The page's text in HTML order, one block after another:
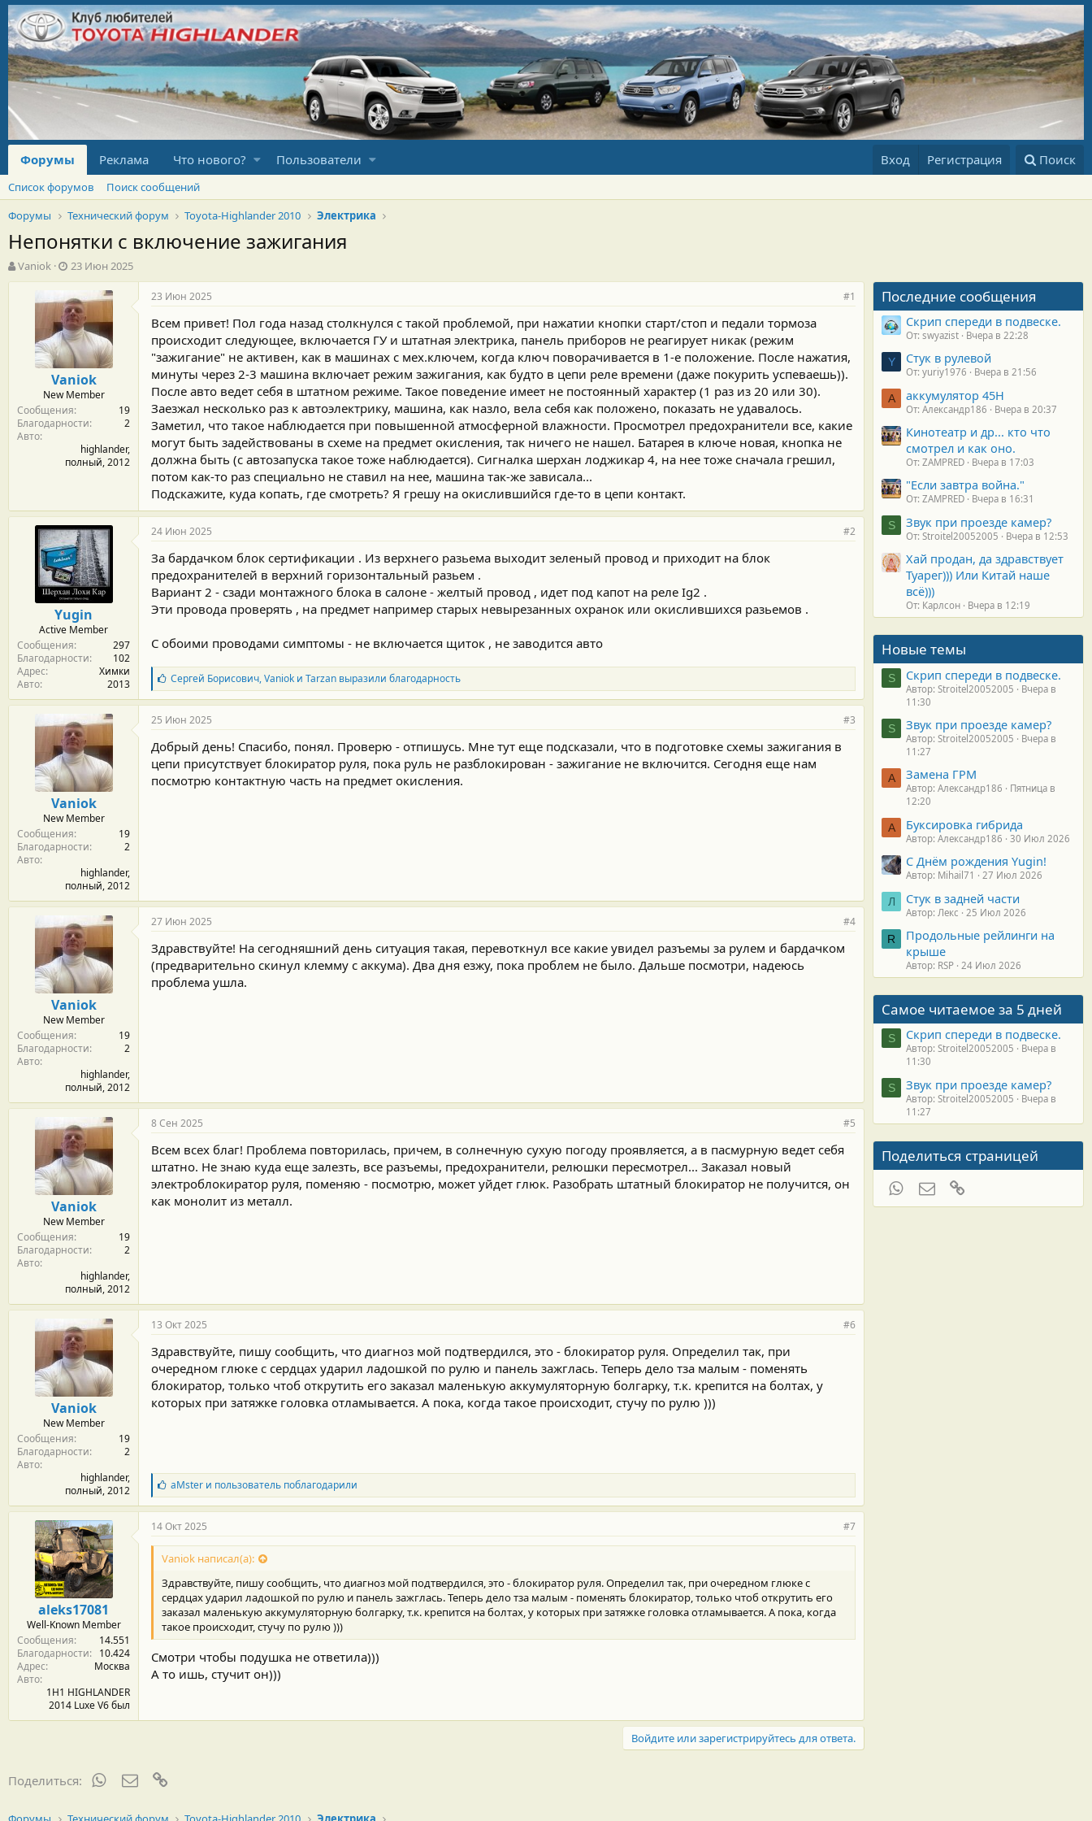
Форумы Реклама Что нового? Пользователи Вход Регистрация Поиск
Список форумов
Поиск сообщений
Форумы
Технический форум Toyota-Highlander 2010 Электрика
Непонятки с включение зажигания
А
в
Vaniok
Д
а
а
н
а
ч
а
л
а
23 Июн 2025
Vaniok
New Member
Сообщения
19
Благодарности
2
Авто
highlander,
полный, 2012
23 Июн 2025 #1
Всем привет! Пол года назад столкнулся с такой проблемой, при нажатии кнопки старт/стоп и педали тормоза
происходит следующее, включается ГУ и штатная электрика, панель приборов не реагирует никак (режим
"зажигание" не активен, как в машинах с мех.ключем, когда ключ поворачивается в 1-е положение. После нажатия,
минуты через 2-3 машина включает режим зажигания, как будто в цепи реле времени (даже покурить успеваешь)).
После авто ведет себя в штатном режиме. Такое поведение имеет не постоянный характер (1 раз из 20 или 30).
Заезжал несколько раз к автоэлектрику, машина, как назло, вела себя как положено, показать не удавалось.
Заметил, что такое наблюдается при повышенной атмосферной влажности. Просмотрел предохранители все, какие
могут быть задействованы в схеме на предмет окисления, так ничего не нашел. Батарея в ключе новая, кнопка не
должна быть (с автозапуска такое тоже наблюдается). Сигналка шерхан лоджикар 4, на нее тоже сначала грешил,
потом как-то раз специально не ставил на нее, машина так-же зависала...
Подскажите, куда копать, где смотреть? Я грешу на окислившийся где-то в цепи контакт.
Yugin
Active Member
Сообщения
297
Благодарности
102
Адрес
Химки
Авто
2013
24 Июн 2025 #2
За бардачком блок сертификации . Из верхнего разьема выходит зеленый провод и приходит на блок
предохранителей в верхний горизонтальный разьем .
Вариант 2 - сзади монтажного блока в салоне - желтый провод , идет под капот на реле Ig2 .
Эти провода проверять , на предмет например старых невырезанных охранок или окислившихся разьемов .
С обоими проводами симптомы - не включается щиток , не заводится авто
Б
л
а
г
о
д
а
р
н
Сергей Борисович,Vaniokи Tarzanвыразили благодарность
Vaniok
New Member
Сообщения
19
Благодарности
2
Авто
highlander,
полный, 2012
25 Июн 2025 #3
Добрый день! Спасибо, понял. Проверю - отпишусь. Мне тут еще подсказали, что в подготовке схемы зажигания в
цепи присутствует блокиратор руля, пока руль не разблокирован - зажигание не включится. Сегодня еще нам
посмотрю контактную часть на предмет окисления.
Vaniok
New Member
Сообщения
19
Благодарности
2
Авто
highlander,
полный, 2012
27 Июн 2025 #4
Здравствуйте! На сегодняшний день ситуация такая, перевоткнул все какие увидел разъемы за рулем и бардачком
(предварительно скинул клемму с аккума). Два дня езжу, пока проблем не было. Дальше посмотри, надеюсь
проблема ушла.
Vaniok
New Member
Сообщения
19
Благодарности
2
Авто
highlander,
полный, 2012
8 Сен 2025 #5
Всем всех благ! Проблема повторилась, причем, в солнечную сухую погоду проявляется, а в пасмурную ведет себя
штатно. Не знаю куда еще залезть, все разъемы, предохранители, релюшки пересмотрел... Заказал новый
электроблокиратор руля, поменяю - посмотрю, может уйдет глюк. Разобрать штатный блокиратор не получится, он
как монолит из металл.
Vaniok
New Member
Сообщения
19
Благодарности
2
Авто
highlander,
полный, 2012
13 Окт 2025 #6
Здравствуйте, пишу сообщить, что диагноз мой подтвердился, это - блокиратор руля. Определил так, при
очередном глюке с сердцах ударил ладошкой по рулю и панель зажглась. Теперь дело тза малым - поменять
блокиратор, только чтоб открутить его заказал маленькую аккумуляторную болгарку, т.к. крепится на болтах, у
которых при затяжке головка отламывается. А пока, когда такое происходит, стучу по рулю )))
Б
л
а
г
о
д
а
н
о
с
т
и
:
aMsterи пользовательпоблагодарили
aleks17081
Well-Known Member
Сообщения
14.551
Благодарности
10.424
Адрес
Москва
Авто
1H1 HIGHLANDER
2014 Luxe V6 был
14 Окт 2025 #7
Vaniok написал(а):
Здравствуйте, пишу сообщить, что диагноз мой подтвердился, это - блокиратор руля. Определил так, при очередном глюке с
сердцах ударил ладошкой по рулю и панель зажглась. Теперь дело тза малым - поменять блокиратор, только чтоб открутить его
заказал маленькую аккумуляторную болгарку, т.к. крепится на болтах, у которых при затяжке головка отламывается. А пока, когда
такое происходит, стучу по рулю )))
Смотри чтобы подушка не ответила)))
А то ишь, стучит он)))
Войдите или зарегистрируйтесь для ответа.
Поделиться: WhatsAppЭлектронная почта
Последние сообщения
Скрип спереди в подвеске.
От: swyazist Вчера в 22:28
Y Стук в рулевой
От: yuriy1976 Вчера в 21:56
А аккумулятор 45H
От: Александр186 Вчера в 20:37
Кинотеатр и др... кто что
смотрел и как оно.
От: ZAMPRED Вчера в 17:03
"Если завтра война."
От: ZAMPRED Вчера в 16:31
S Звук при проезде камер?
От: Stroitel20052005 Вчера в 12:53
Хай продан, да здравствует
Туарег))) Или Китай наше
всё)))
От: Карлсон Вчера в 12:19
Новые темы
S Скрип спереди в подвеске.
Автор: Stroitel20052005
Вчера в
11:30
S Звук при проезде камер?
Автор: Stroitel20052005
Вчера в
11:27
А Замена ГРМ
Автор: Александр186
Пятница в
12:20
А Буксировка гибрида
Автор: Александр186 30 Июл 2026
С Днём рождения Yugin!
Автор: Mihail71 27 Июл 2026
Л Стук в задней части
Автор: Лекс 25 Июл 2026
R
Продольные рейлинги на
крыше
Автор: RSP 24 Июл 2026
Самое читаемое за 5 дней
S Скрип спереди в подвеске.
Автор: Stroitel20052005
Вчера в
11:30
S Звук при проезде камер?
Автор: Stroitel20052005
Вчера в
11:27
Поделиться страницей
WhatsAppЭлектронная почта